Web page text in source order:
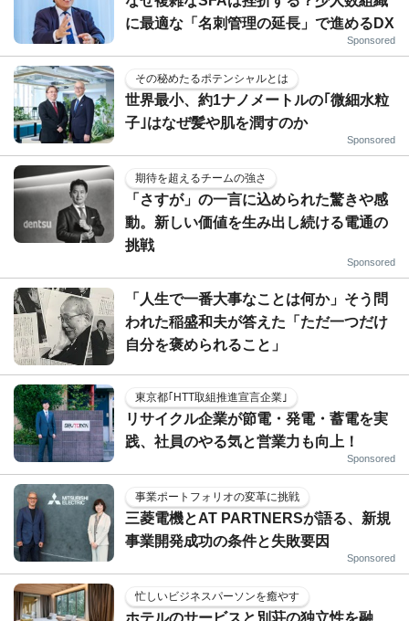
に最適な「名刺管理の延長」で進めるDX
Sponsored
その秘めたるポテンシャルとは
世界最小、約1ナノメートルの｢微細水粒
子｣はなぜ髪や肌を潤すのか
Sponsored
期待を超えるチームの強さ
「さすが」の一言に込められた驚きや感
動。新しい価値を生み出し続ける電通の
挑戦
Sponsored
「人生で一番大事なことは何か」そう問
われた稲盛和夫が答えた「ただ一つだけ
自分を褒められること」
東京都｢HTT取組推進宣言企業｣
リサイクル企業が節電・発電・蓄電を実
践、社員のやる気と営業力も向上！
Sponsored
事業ポートフォリオの変革に挑戦
三菱電機とAT PARTNERSが語る、新規
事業開発成功の条件と失敗要因
Sponsored
忙しいビジネスパーソンを癒やす
ホテルのサービスと別荘の独立性を融